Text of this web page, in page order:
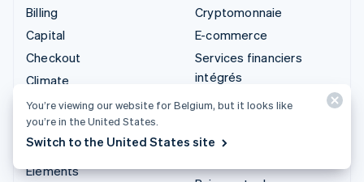
Billing
Capital
Checkout
Climate
Connect
Cryptomonnaie
Data Pipeline
Elements
Cryptomonnaie
E-commerce
Services financiers
intégrés
Automatisation des
Entreprises
You’re viewing our website for Belgium, but it looks like
you’re in the United States.
Switch to the United States site